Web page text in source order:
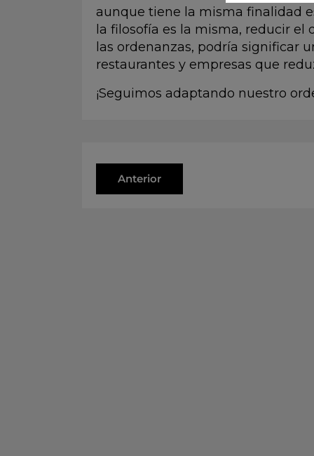
aunque tiene la misma finalidad
la filosofía es la misma, reducir el
las ordenanzas, podría significar
restaurantes y empresas que
¡Seguimos adaptando nuestro
Anterior